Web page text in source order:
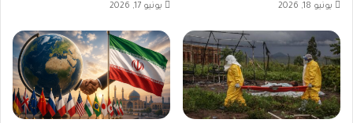
يونيو 18, 2026 يونيو 17, 2026